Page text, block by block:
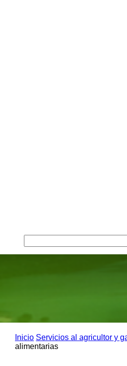
Inicio Servicios al agricultor y
alimentarias